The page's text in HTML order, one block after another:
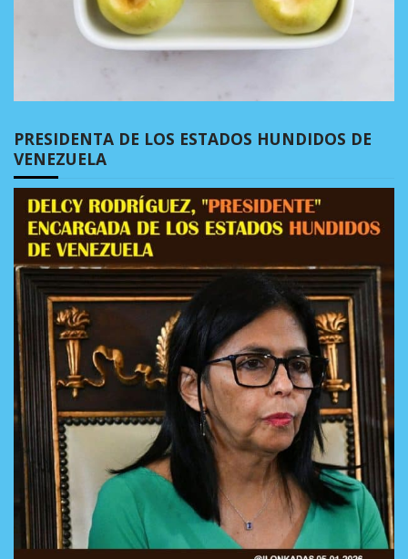
PRESIDENTA DE LOS ESTADOS HUNDIDOS DE
VENEZUELA